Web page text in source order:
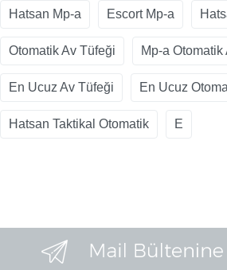
Hatsan Mp-a Escort Mp-a
Otomatik Av Tüfeği Mp-a Otomatik
En Ucuz Av Tüfeği En Ucuz
Hatsan Taktikal Otomatik E